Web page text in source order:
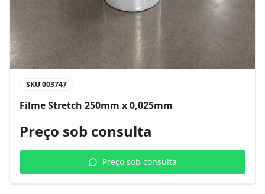
SKU 003747
Filme Stretch 250mm x 0,025mm
Preço sob consulta
Preço sob consulta